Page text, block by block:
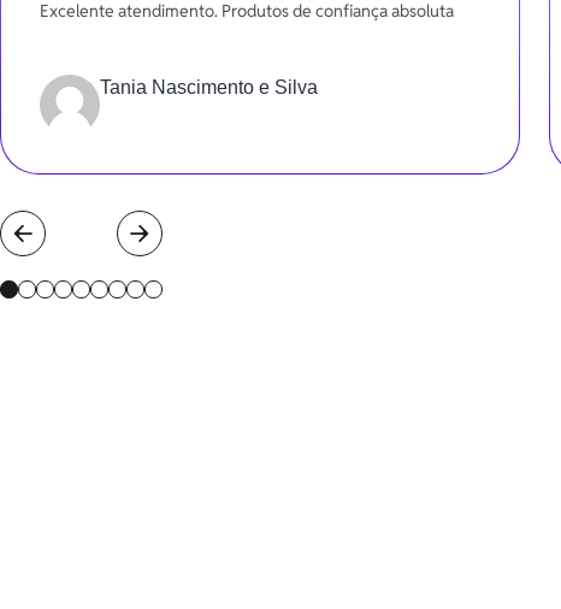
Excelente atendimento. Produtos de confiança absoluta
Tania Nascimento e Silva